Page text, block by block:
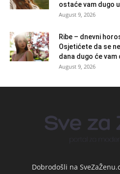
ostaće vam dugo
August 9, 2026
Ribe – dnevni
Osjetićete da se
dana dugo će
August 9, 2026
Dobrodošli na